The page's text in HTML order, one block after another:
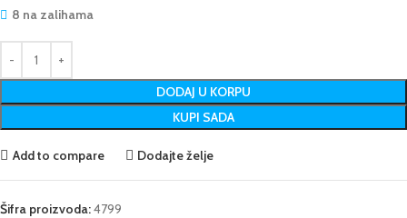
8 na zalihama
DODAJ U KORPU
KUPI SADA
Add to compare Dodajte želje
Šifra proizvoda:4799